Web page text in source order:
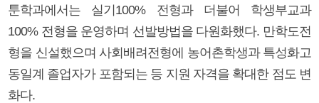
툰학과에서는 실기100% 전형과 더불어 학생부교과
100% 전형을 운영하며 선발방법을 다원화했다. 만학도전
형을 신설했으며 사회배려전형에 농어촌학생과 특성화고
동일계 졸업자가 포함되는 등 지원 자격을 확대한 점도 변
화다.